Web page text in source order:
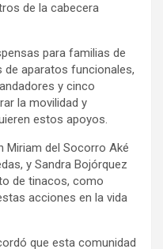
de la cabecera
para familias de
de aparatos funcionales,
y cinco
la movilidad y
estos apoyos.
Miriam del Socorro Aké
y Sandra Bojórquez
de tinacos, como
acciones en la vida
que esta comunidad